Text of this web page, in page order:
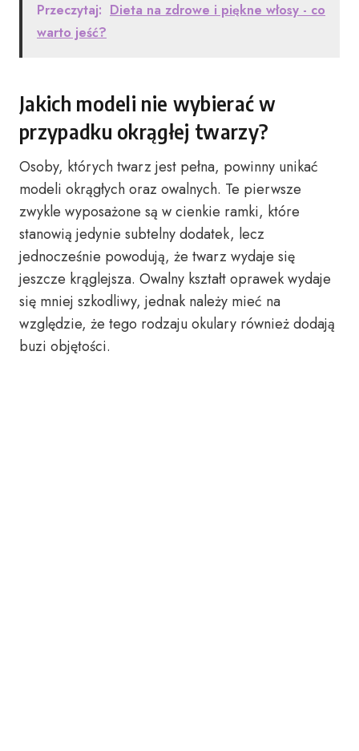
Przeczytaj: Dieta na zdrowe i piękne włosy - co
warto jeść?
Jakich modeli nie wybierać w
przypadku okrągłej twarzy?
Osoby, których twarz jest pełna, powinny unikać
modeli okrągłych oraz owalnych. Te pierwsze
zwykle wyposażone są w cienkie ramki, które
stanowią jedynie subtelny dodatek, lecz
jednocześnie powodują, że twarz wydaje się
jeszcze krąglejsza. Owalny kształt oprawek wydaje
się mniej szkodliwy, jednak należy mieć na
względzie, że tego rodzaju okulary również dodają
buzi objętości.